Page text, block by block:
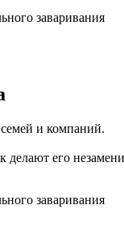
заваривания
и компаний.
делают его
заваривания